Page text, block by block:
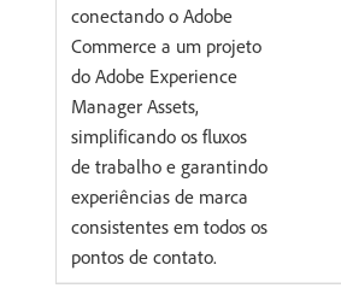
conectando o Adobe
Commerce a um projeto
do Adobe Experience
Manager Assets,
simplificando os fluxos
de trabalho e garantindo
experiências de marca
consistentes em todos os
pontos de contato.